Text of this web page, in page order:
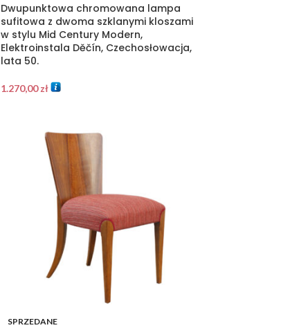
Dwupunktowa chromowana lampa
sufitowa z dwoma szklanymi kloszami
w stylu Mid Century Modern,
Elektroinstala Děčín, Czechosłowacja,
lata 50.
1.270,00zł
SPRZEDANE